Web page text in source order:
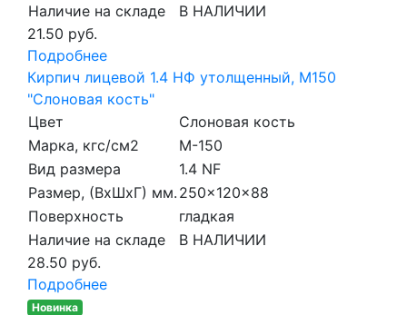
Наличие на складе
В НАЛИЧИИ
21.50 руб.
Подробнее
Кирпич лицевой 1.4 НФ утолщенный, M150
"Слоновая кость"
Цвет
Слоновая кость
Марка, кгс/см2
M-150
Вид размера
1.4 NF
Размер, (ВхШхГ) мм. 250x120x88
Поверхность
гладкая
Наличие на складе
В НАЛИЧИИ
28.50 руб.
Подробнее
Новинка